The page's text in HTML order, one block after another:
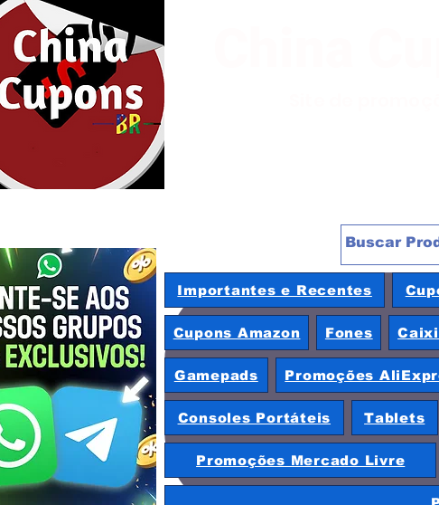
China
Importantes e Recentes
Cupons Amazon Fones
Gamepads Promoções
Consoles Portáteis Tablets
Promoções Mercado Livre